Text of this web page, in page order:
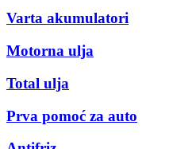
Varta akumulatori
Motorna ulja
Total ulja
Prva pomoć za auto